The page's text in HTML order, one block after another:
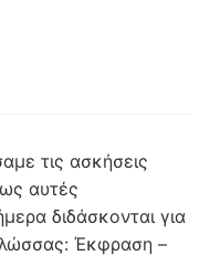
τις ασκήσεις
αυτές
διδάσκονται για
Έκφραση –